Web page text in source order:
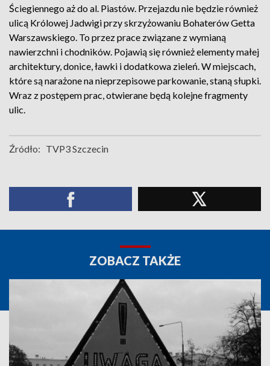
Ściegiennego aż do al. Piastów. Przejazdu nie będzie również
ulicą Królowej Jadwigi przy skrzyżowaniu Bohaterów Getta
Warszawskiego. To przez prace związane z wymianą
nawierzchni i chodników. Pojawią się również elementy małej
architektury, donice, ławki i dodatkowa zieleń. W miejscach,
które są narażone na nieprzepisowe parkowanie, staną słupki.
Wraz z postępem prac, otwierane będą kolejne fragmenty
ulic.
Źródło: TVP3 Szczecin
ZOBACZ TAKŻE